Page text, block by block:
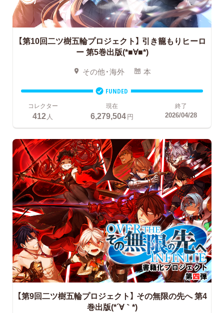
【第10回二ツ樹五輪プロジェクト】 引き籠もりヒーロ
ー 第5巻出版(*■∀■*)
その他・海外 本
FUNDED
コレクター
412人
現在
6,279,504円
終了
2026/04/28
【第9回二ツ樹五輪プロジェクト】 その無限の先へ 第4
巻出版(*´∀｀*)